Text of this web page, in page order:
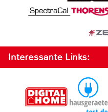
Interessante Links: